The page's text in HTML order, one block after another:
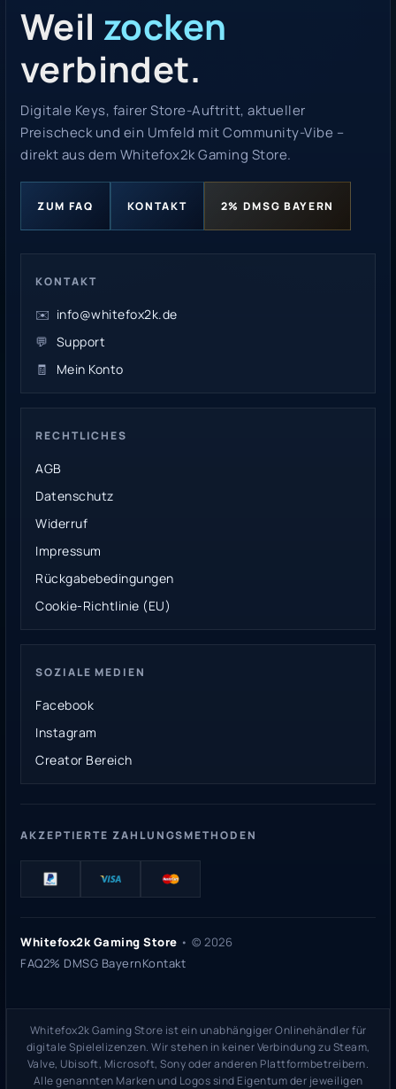
Weil zocken
verbindet.
Digitale Keys, fairer Store-Auftritt, aktueller
Preischeck und ein Umfeld mit Community-Vibe –
direkt aus dem Whitefox2k Gaming Store.
ZUM FAQ KONTAKT 2% DMSG BAYERN
KONTAKT
✉️ info@whitefox2k.de
💬 Support
🧾
Mein Konto
RECHTLICHES
AGB
Datenschutz
Widerruf
Impressum
Rückgabebedingungen
Cookie-Richtlinie (EU)
SOZIALE MEDIEN
Facebook
Instagram
Creator Bereich
AKZEPTIERTE ZAHLUNGSMETHODEN
Whitefox2k Gaming Store • © 2026
FAQ2% DMSG BayernKontakt
Whitefox2k Gaming Store ist ein unabhängiger Onlinehändler für
digitale Spielelizenzen. Wir stehen in keiner Verbindung zu Steam,
Valve, Ubisoft, Microsoft, Sony oder anderen Plattformbetreibern.
Alle genannten Marken und Logos sind Eigentum der jeweiligen